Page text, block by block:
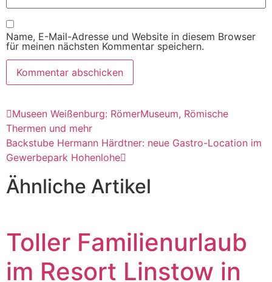
Name, E-Mail-Adresse und Website in diesem Browser
für meinen nächsten Kommentar speichern.
Museen Weißenburg: RömerMuseum, Römische
Thermen und mehr
Backstube Hermann Härdtner: neue Gastro-Location im
Gewerbepark Hohenlohe
Ähnliche Artikel
Toller Familienurlaub
im Resort Linstow in